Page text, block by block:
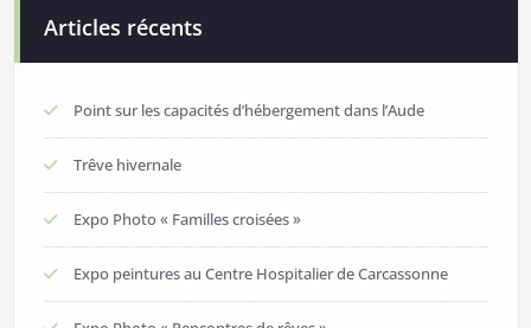
Articles récents
Point sur les capacités d’hébergement dans l’Aude
Trêve hivernale
Expo Photo « Familles croisées »
Expo peintures au Centre Hospitalier de Carcassonne